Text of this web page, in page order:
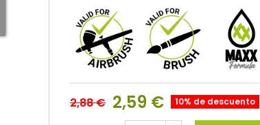
2,88 € 2,59 € 10% de descuento